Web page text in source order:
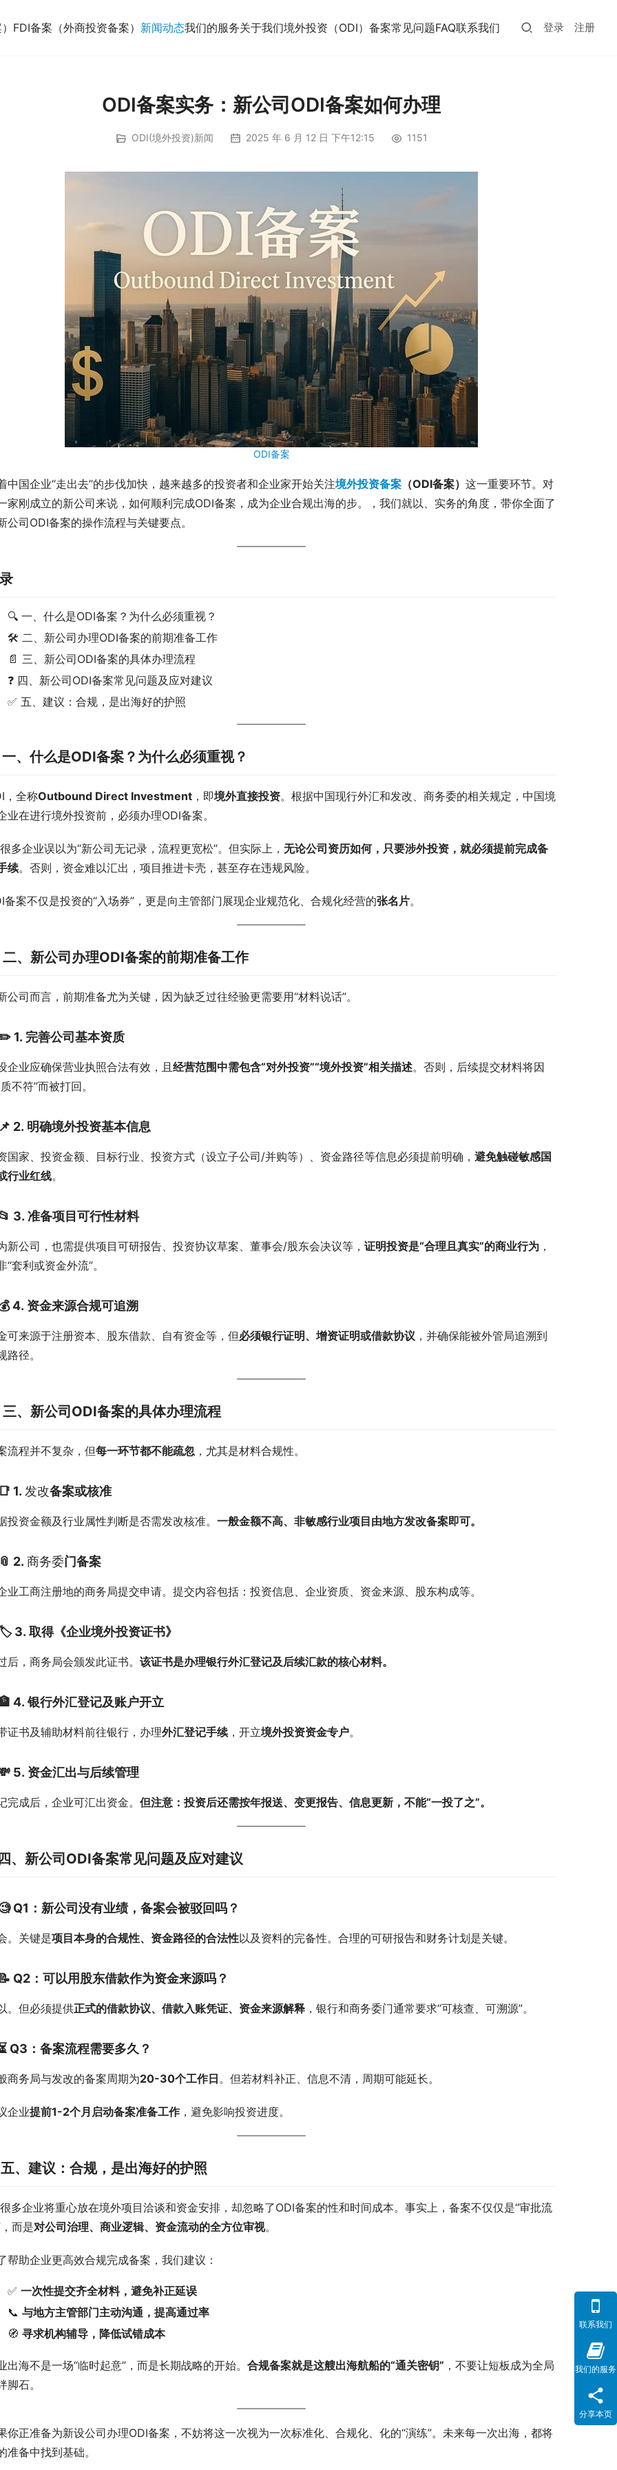
FDI备案（外商投资备案） 新闻动态我们的服务关于我们境外投资（ODI）备案常见问题FAQ联系我们 登录 注册
ODI备案实务：新公司ODI备案如何办理
ODI(境外投资)新闻 2025 年 6 月 12 日 下午12:15 1151
ODI备案
中国企业“走出去”的步伐加快，越来越多的投资者和企业家开始关注境外投资备案 （ODI备案） 这一重要环节。对
家刚成立的新公司来说，如何顺利完成ODI备案，成为企业合规出海的步。，我们就以、实务的角度，带你全面了
公司ODI备案的操作流程与关键要点。
🔍 一、什么是ODI备案？为什么必须重视？
🛠 二、新公司办理ODI备案的前期准备工作
📄 三、新公司ODI备案的具体办理流程
❓ 四、新公司ODI备案常见问题及应对建议
✅ 五、建议：合规，是出海好的护照
一、什么是ODI备案？为什么必须重视？
，全称Outbound Direct Investment ，即境外直接投资。根据中国现行外汇和发改、商务委的相关规定，中国境
业在进行境外投资前，必须办理ODI备案。
多企业误以为“新公司无记录，流程更宽松”。但实际上， 无论公司资历如何，只要涉外投资，就必须提前完成备
续。否则，资金难以汇出，项目推进卡壳，甚至存在违规风险。
备案不仅是投资的“入场券”，更是向主管部门展现企业规范化、合规化经营的张名片。
二、新公司办理ODI备案的前期准备工作
公司而言，前期准备尤为关键，因为缺乏过往经验更需要用“材料说话”。
1. 完善公司基本资质
企业应确保营业执照合法有效，且经营范围中需包含“对外投资”“境外投资”相关描述。否则，后续提交材料将因
不符”而被打回。
📌 2. 明确境外投资基本信息
国家、投资金额、目标行业、投资方式（设立子公司/并购等）、资金路径等信息必须提前明确， 避免触碰敏感国
行业红线。
3. 准备项目可行性材料
新公司，也需提供项目可研报告、投资协议草案、董事会/股东会决议等， 证明投资是“合理且真实”的商业行为 ，
“套利或资金外流”。
4. 资金来源合规可追溯
可来源于注册资本、股东借款、自有资金等，但必须银行证明、增资证明或借款协议 ，并确保能被外管局追溯到
路径。
三、新公司ODI备案的具体办理流程
流程并不复杂，但每一环节都不能疏忽 ，尤其是材料合规性。
📑 1. 发改备案或核准
投资金额及行业属性判断是否需发改核准。 一般金额不高、非敏感行业项目由地方发改备案即可。
📎 2. 商务委门备案
业工商注册地的商务局提交申请。提交内容包括：投资信息、企业资质、资金来源、股东构成等。
3. 取得《企业境外投资证书》
后，商务局会颁发此证书。 该证书是办理银行外汇登记及后续汇款的核心材料。
4.银行外汇登记及账户开立
证书及辅助材料前往银行，办理外汇登记手续，开立境外投资资金专户。
5. 资金汇出与后续管理
完成后，企业可汇出资金。 但注意：投资后还需按年报送、变更报告、信息更新，不能“一投了之”。
、新公司ODI备案常见问题及应对建议
Q1：新公司没有业绩，备案会被驳回吗？
。关键是项目本身的合规性、资金路径的合法性以及资料的完备性。合理的可研报告和财务计划是关键。
📝 Q2：可以用股东借款作为资金来源吗？
。但必须提供正式的借款协议、借款入账凭证、资金来源解释 ，银行和商务委门通常要求“可核查、可溯源”。
Q3：备案流程需要多久？
商务局与发改的备案周期为20-30个工作日 。但若材料补正、信息不清，周期可能延长。
企业提前1-2个月启动备案准备工作，避免影响投资进度。
五、建议：合规，是出海好的护照
多企业将重心放在境外项目洽谈和资金安排，却忽略了ODI备案的性和时间成本。事实上，备案不仅仅是“审批流
而是对公司治理、商业逻辑、资金流动的全方位审视。
帮助企业更高效合规完成备案，我们建议：
✅ 一次性提交齐全材料，避免补正延误
📞 与地方主管部门主动沟通，提高通过率
🧭 寻求机构辅导，降低试错成本
出海不是一场“临时起意”，而是长期战略的开始。 合规备案就是这艘出海航船的“通关密钥” ，不要让短板成为全局
脚石。
你正准备为新设公司办理ODI备案，不妨将这一次视为一次标准化、合规化、化的“演练”。未来每一次出海，都将
准备中找到基础。
联系我们
我们的服务
分享本页